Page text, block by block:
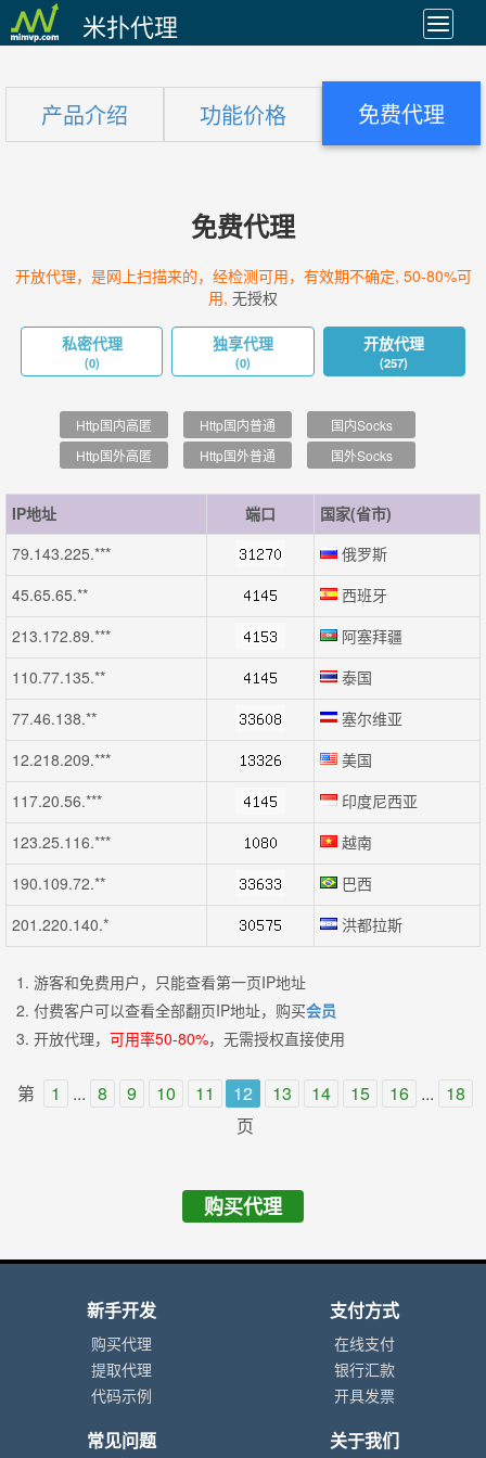
米扑代理
产品介绍 功能价格 免费代理
免费代理
开放代理，是网上扫描来的，经检测可用，有效期不确定, 50-80%可
用, 无授权
私密代理
(0)
独享代理
(0)
开放代理
(257)
Http国内高匿 Http国内普通 国内Socks
Http国外高匿 Http国外普通 国外Socks
IP地址 端口 国家(省市)
79.143.225.*** 俄罗斯
45.65.65.** 西班牙
213.172.89.*** 阿塞拜疆
110.77.135.** 泰国
77.46.138.** 塞尔维亚
12.218.209.*** 美国
117.20.56.*** 印度尼西亚
123.25.116.*** 越南
190.109.72.** 巴西
201.220.140.* 洪都拉斯
1. 游客和免费用户，只能查看第一页IP地址
2. 付费客户可以查看全部翻页IP地址，购买会员
3. 开放代理，
可用率50-80%，无需授权直接使用
第 1 8 9 10 11 12 13 14 15 16
18
页
购买代理
新手开发
购买代理
提取代理
代码示例
支付方式
在线支付
银行汇款
开具发票
常见问题 关于我们